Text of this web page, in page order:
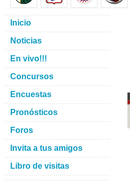
Inicio
Noticias
En vivo!!!
Concursos
Encuestas
Pronósticos
Foros
Invita a tus amigos
Libro de visitas